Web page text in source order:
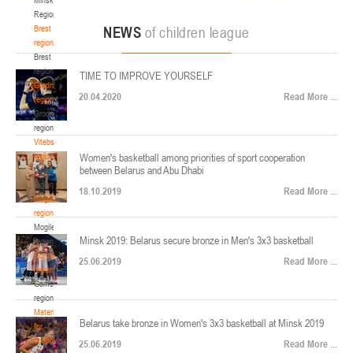
Region
Brest
region
Brest
region
Grodno
region
Grodno
region
Vitebsk
region
Vitebsk
region
Mogilev
region
Mogilev
region
Gomel
region
Gomel
region
Materials
for
coaches
ул. Ленинградская, 4
Минск
Финал четырех – юноши 2014-2015 гг.р., Дивизион 2, 22-24 апреля 2026 г., г.
Минск, ул. Стадионная, 3
U-12, девушки
V тур – девушки 2014-2015 гг.р., Дивизион 1, 17-19 апреля 2026 г., г. Гомель,
ул. Б.Хмельницкого, 118а
Минск
Финал 4-х – девушки 2010-2011 гг.р., Дивизион 2, 14-16 апреля 2026 г., г.
Минск, ул. Стадионная, 3
NEWS of children league
TIME TO IMPROVE YOURSELF
20.04.2020 Read More ...
Women's basketball among priorities of sport cooperation
between Belarus and Abu Dhabi
18.10.2019 Read More ...
Minsk 2019: Belarus secure bronze in Men's 3x3 basketball
25.06.2019 Read More ...
Belarus take bronze in Women's 3x3 basketball at Minsk 2019
25.06.2019 Read More ...